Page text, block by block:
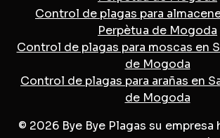
Control de plagas para
Perpètua de Mogoda
Control de plagas para moscas en
de Mogoda
Control de plagas para arañas en
de Mogoda
© 2026 Bye Bye Plagas su